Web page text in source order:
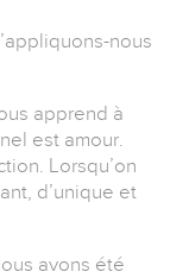
nous
apprend à
est amour.
Lorsqu’on
d’unique et
avons été